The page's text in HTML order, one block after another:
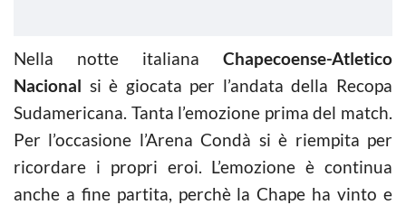
Nella notte italiana Chapecoense-Atletico
Nacional si è giocata per l’andata della Recopa
Sudamericana. Tanta l’emozione prima del match.
Per l’occasione l’Arena Condà si è riempita per
ricordare i propri eroi. L’emozione è continua
anche a fine partita, perchè la Chape ha vinto e